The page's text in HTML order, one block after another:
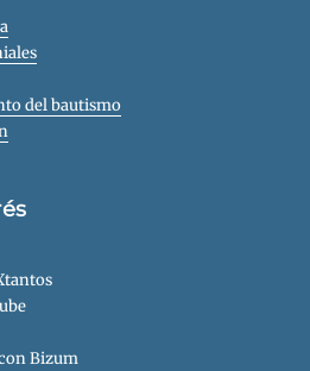
del bautismo
Bizum